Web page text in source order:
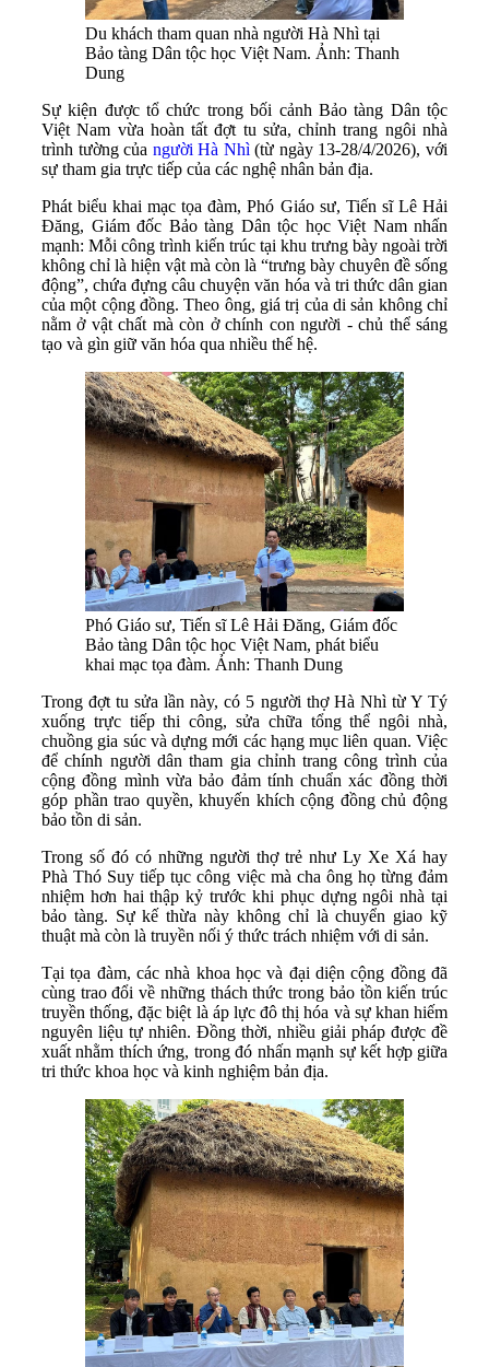
Du khách tham quan nhà người Hà Nhì tại
Bảo tàng Dân tộc học Việt Nam. Ảnh: Thanh
Dung
Sự kiện được tổ chức trong bối cảnh Bảo tàng Dân tộc
Việt Nam vừa hoàn tất đợt tu sửa, chỉnh trang ngôi nhà
trình tường của người Hà Nhì(từ ngày 13-28/4/2026), với
sự tham gia trực tiếp của các nghệ nhân bản địa.
Phát biểu khai mạc tọa đàm, Phó Giáo sư, Tiến sĩ Lê Hải
Đăng, Giám đốc Bảo tàng Dân tộc học Việt Nam nhấn
mạnh: Mỗi công trình kiến trúc tại khu trưng bày ngoài trời
không chỉ là hiện vật mà còn là “trưng bày chuyên đề sống
động”, chứa đựng câu chuyện văn hóa và tri thức dân gian
của một cộng đồng. Theo ông, giá trị của di sản không chỉ
nằm ở vật chất mà còn ở chính con người - chủ thể sáng
tạo và gìn giữ văn hóa qua nhiều thế hệ.
Phó Giáo sư, Tiến sĩ Lê Hải Đăng, Giám đốc
Bảo tàng Dân tộc học Việt Nam, phát biểu
khai mạc tọa đàm. Ảnh: Thanh Dung
Trong đợt tu sửa lần này, có 5 người thợ Hà Nhì từ Y Tý
xuống trực tiếp thi công, sửa chữa tổng thể ngôi nhà,
chuồng gia súc và dựng mới các hạng mục liên quan. Việc
để chính người dân tham gia chỉnh trang công trình của
cộng đồng mình vừa bảo đảm tính chuẩn xác đồng thời
góp phần trao quyền, khuyến khích cộng đồng chủ động
bảo tồn di sản.
Trong số đó có những người thợ trẻ như Ly Xe Xá hay
Phà Thó Suy tiếp tục công việc mà cha ông họ từng đảm
nhiệm hơn hai thập kỷ trước khi phục dựng ngôi nhà tại
bảo tàng. Sự kế thừa này không chỉ là chuyển giao kỹ
thuật mà còn là truyền nối ý thức trách nhiệm với di sản.
Tại tọa đàm, các nhà khoa học và đại diện cộng đồng đã
cùng trao đổi về những thách thức trong bảo tồn kiến trúc
truyền thống, đặc biệt là áp lực đô thị hóa và sự khan hiếm
nguyên liệu tự nhiên. Đồng thời, nhiều giải pháp được đề
xuất nhằm thích ứng, trong đó nhấn mạnh sự kết hợp giữa
tri thức khoa học và kinh nghiệm bản địa.